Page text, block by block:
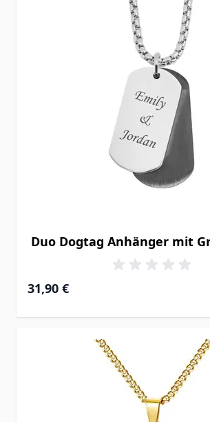
Duo Dogtag Anhänger mit
31,90 €